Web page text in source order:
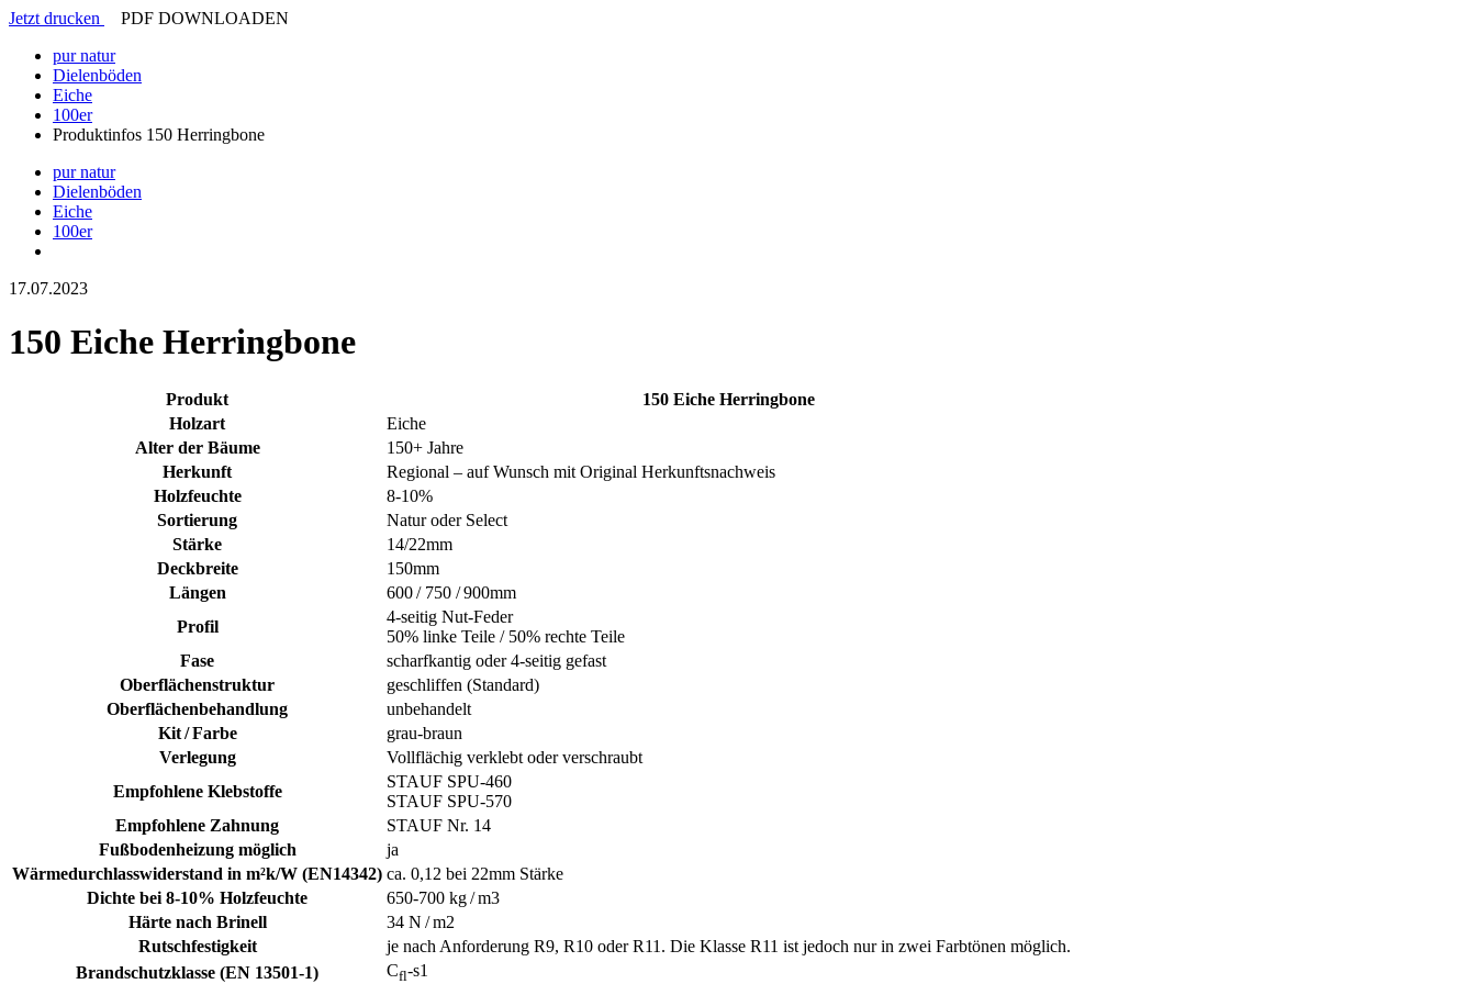
Jetzt drucken
PDF DOWNLOADEN
pur natur
Dielenböden
Eiche
100er
Produktinfos 150 Herringbone
pur natur
Dielenböden
Eiche
100er
17.07.2023
150 Eiche Herringbone
Produkt
150 Eiche Herringbone
Holzart
Eiche
Alter der Bäume
150+ Jahre
Herkunft
Regional – auf Wunsch mit Original Herkunftsnachweis
Holzfeuchte
8-10%
Sortierung
Natur oder Select
Stärke
14/22mm
Deckbreite
150mm
Längen
600 / 750 / 900mm
Profil
4-seitig Nut-Feder
50% linke Teile / 50% rechte Teile
Fase
scharfkantig oder 4-seitig gefast
Oberflächenstruktur
geschliffen (Standard)
Oberflächenbehandlung
unbehandelt
Kit / Farbe
grau-braun
Verlegung
Vollflächig verklebt oder verschraubt
Empfohlene Klebstoffe
STAUF SPU-460
STAUF SPU-570
Empfohlene Zahnung
STAUF Nr. 14
Fußbodenheizung möglich
ja
Wärmedurchlasswiderstand in m²k/W (EN14342) ca. 0,12 bei 22mm Stärke
Dichte bei 8-10% Holzfeuchte
650-700 kg / m3
Härte nach Brinell
34 N / m2
Rutschfestigkeit
je nach Anforderung R9, R10 oder R11. Die Klasse R11 ist jedoch nur in zwei Farbtönen möglich.
Brandschutzklasse (EN 13501-1)
Cfl-s1